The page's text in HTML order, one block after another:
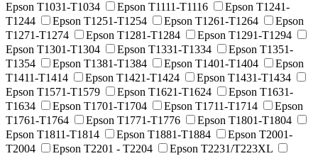
Epson T1031-T1034
Epson T1111-T1116
Epson T1241-
T1244
Epson T1251-T1254 Epson T1261-T1264
Epson
T1271-T1274
Epson T1281-T1284
Epson T1291-T1294
Epson T1301-T1304
Epson T1331-T1334
Epson T1351-
T1354
Epson T1381-T1384 Epson T1401-T1404
Epson
T1411-T1414
Epson T1421-T1424
Epson T1431-T1434
Epson T1571-T1579
Epson T1621-T1624
Epson T1631-
T1634
Epson T1701-T1704 Epson T1711-T1714
Epson
T1761-T1764
Epson T1771-T1776
Epson T1801-T1804
Epson T1811-T1814
Epson T1881-T1884
Epson T2001-
T2004
Epson T2201 - T2204
Epson T2231/T223XL